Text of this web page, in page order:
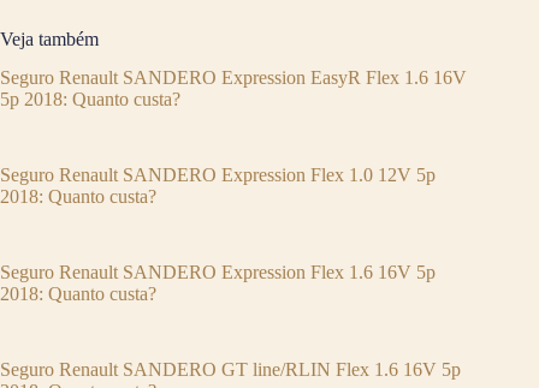
Veja também
Seguro Renault SANDERO Expression EasyR Flex 1.6 16V
5p 2018: Quanto custa?
Seguro Renault SANDERO Expression Flex 1.0 12V 5p
2018: Quanto custa?
Seguro Renault SANDERO Expression Flex 1.6 16V 5p
2018: Quanto custa?
Seguro Renault SANDERO GT line/RLIN Flex 1.6 16V 5p